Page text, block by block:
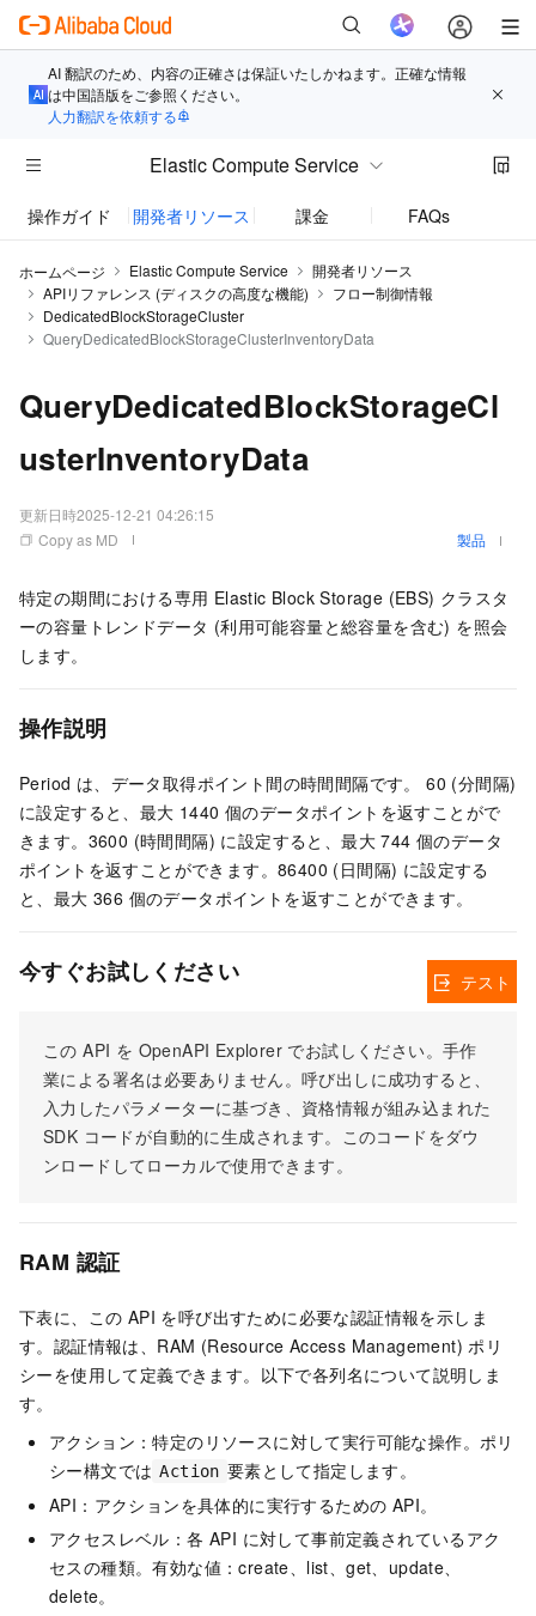
AI 翻訳のため、内容の正確さは保証いたしかねます。正確な情報
は中国語版をご参照ください。
人力翻訳を依頼する
Elastic Compute Service
操作ガイド 開発者リソース 課金 FAQs
ホームページ Elastic Compute Service
開発者リソース
APIリファレンス (ディスクの高度な機能)
フロー制御情報
DedicatedBlockStorageCluster
QueryDedicatedBlockStorageClusterInventoryData
QueryDedicatedBlockStorageCl
usterInventoryData
更新日時2025-12-21 04:26:15
Copy as MD
製品
特定の期間における専用 Elastic Block Storage (EBS) クラスタ
ーの容量トレンドデータ (利用可能容量と総容量を含む) を照会
します。
操作説明
Period は、データ取得ポイント間の時間間隔です。 60 (分間隔)
に設定すると、最大 1440 個のデータポイントを返すことがで
きます。3600 (時間間隔) に設定すると、最大 744 個のデータ
ポイントを返すことができます。86400 (日間隔) に設定する
と、最大 366 個のデータポイントを返すことができます。
今すぐお試しください
この API を OpenAPI Explorer でお試しください。手作
業による署名は必要ありません。呼び出しに成功すると、
入力したパラメーターに基づき、資格情報が組み込まれた
SDK コードが自動的に生成されます。このコードをダウ
ンロードしてローカルで使用できます。
テスト
RAM 認証
下表に、この API を呼び出すために必要な認証情報を示しま
す。認証情報は、RAM (Resource Access Management) ポリ
シーを使用して定義できます。以下で各列名について説明しま
す。
アクション：特定のリソースに対して実行可能な操作。ポリ
シー構文では Action 要素として指定します。
API：アクションを具体的に実行するための API。
アクセスレベル：各 API に対して事前定義されているアク
セスの種類。有効な値：create、list、get、update、
delete。